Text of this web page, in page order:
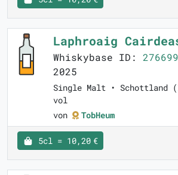
Laphroaig
Whiskybase ID: 276699
2025
Single Malt • Schottland
vol
von
TobHeum
5cl = 10,20 €